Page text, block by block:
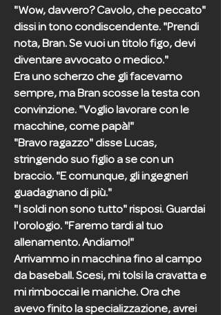
"Wow, davvero? Cavolo, che peccato"
dissi in tono condiscendente. "Prendi
nota, Bran. Se vuoi un titolo figo, devi
diventare avvocato o medico."
Era uno scherzo che gli facevamo
sempre, ma Bran scosse la testa con
convinzione. "Voglio lavorare con le
macchine, come papà!"
"Bravo ragazzo" disse Lucas,
stringendo suo figlio a se con un
braccio. "E comunque, gli ingegneri
guadagnano di più."
"I soldi non sono tutto" risposi. Guardai
l'orologio. "Faremo tardi al tuo
allenamento. Andiamo!"
Arrivammo in macchina fino al campo
da baseball. Scesi, mi tolsi la cravatta e
mi rimboccai le maniche. Ora che
avevo finito la specializzazione, avrei